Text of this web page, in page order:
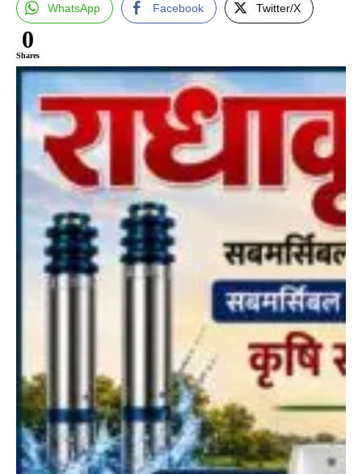
WhatsApp Facebook Twitter/X
0
Shares